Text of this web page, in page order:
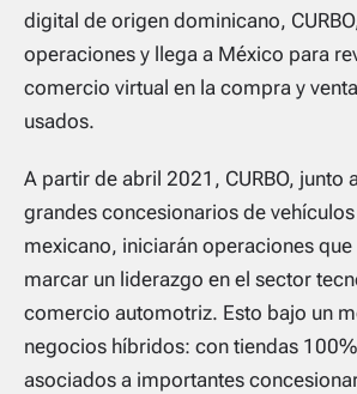
digital de origen dominicano,
operaciones y llega a México para
comercio virtual en la compra y
usados.
A partir de abril 2021, CURBO, junto
grandes concesionarios de
mexicano, iniciarán operaciones
marcar un liderazgo en el sector
comercio automotriz. Esto bajo un
negocios híbridos: con tiendas
asociados a importantes